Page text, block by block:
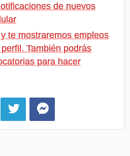
de nuevos
te mostraremos empleos
También podrás
para hacer